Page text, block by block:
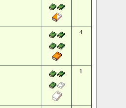
4
1